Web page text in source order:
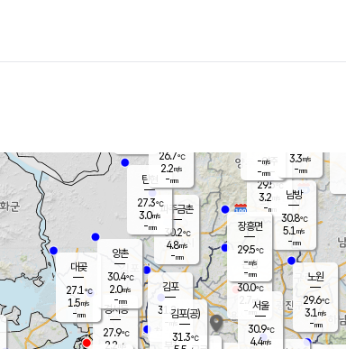
양주
29.5℃
3.2
-mm
경서동
27.9℃
2.2 m/s
파주금촌
30.2℃
4.8m/s
-mm
대곶
27.1℃
1.5m/s
-mm
탄현
27.3℃
3.0m/s
-mm
김포
31.2℃
-m/s
mm
부천
양촌
30.4℃
2.0m/s
-mm
은평
30.0℃
2.7 m/s
- mm
노원
29.6℃
3.1 m/s
-mm
남방
30.8℃
5.1 m/s
-mm
장흥면
29.5℃
-m/s
-mm
-m/s
-mm
김포(공)
31.3℃
서울
30.9℃
4.4m/s
26.7℃
2.2m/s
-mm
3.3m/s
-mm